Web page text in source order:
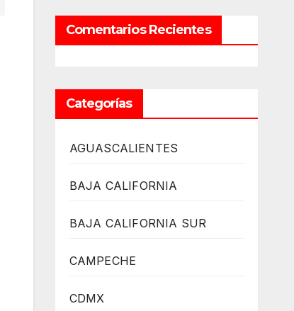
Comentarios Recientes
Categorías
AGUASCALIENTES
BAJA CALIFORNIA
BAJA CALIFORNIA SUR
CAMPECHE
CDMX